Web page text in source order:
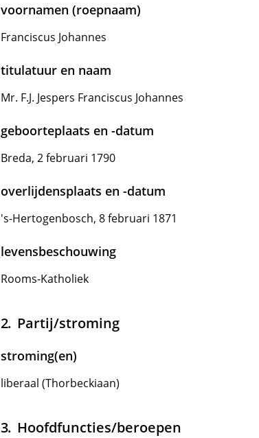
voornamen (roepnaam)
Franciscus Johannes
titulatuur en naam
Mr. F.J. Jespers Franciscus Johannes
geboorteplaats en -datum
Breda, 2 februari 1790
overlijdensplaats en -datum
's-Hertogenbosch, 8 februari 1871
levensbeschouwing
Rooms-Katholiek
Partij/stroming
stroming(en)
liberaal (Thorbeckiaan)
Hoofdfuncties/beroepen